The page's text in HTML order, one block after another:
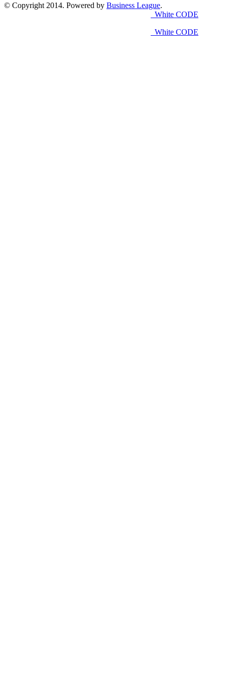
© Copyright 2014. Powered by Business League.
White CODE
White CODE